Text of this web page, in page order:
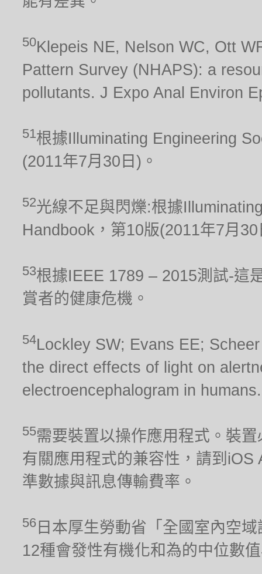
50Klepeis NE, Nelson WC, Ott
Pattern Survey (NHAPS): a
pollutants. J Expo Anal Environ
51根據Illuminating Engineering
(2011年7月30日)。
52光線不足與閃爍:根據
Handbook，第10版(2011年7月30
53根據IEEE 1789 – 2015測試-這
賞者的健康危機。
54Lockley SW; Evans EE;
the direct effects of light on
electroencephalogram in
55需要裝置以操作應用程式。裝
有關應用程式的兼容性，請到
準數據與訊息傳輸費率。
56 日本厚生勞動省「全國室內空
12種會發性有機化和為的中位數